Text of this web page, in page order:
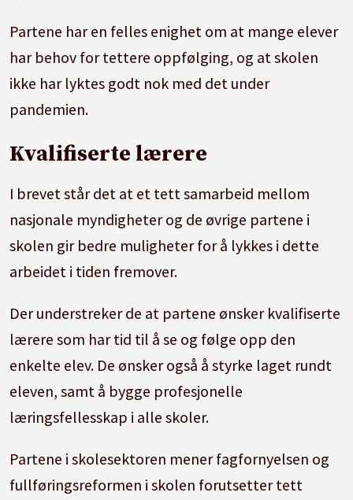
Partene har en felles enighet om at mange elever
har behov for tettere oppfølging, og atskolen
ikke har lyktes godt nok med det under
pandemien.
Kvalifiserte lærere
I brevet står det at et tett samarbeid mellom
nasjonale myndigheter og de øvrige partene i
skolen gir bedre muligheter for å lykkes i dette
arbeidet i tiden fremover.
Der understreker de at partene ønsker kvalifiserte
lærere som har tid til å se og følge opp den
enkelte elev. De ønsker også å styrke laget rundt
eleven, samt å bygge profesjonelle
læringsfellesskap i alleskoler.
Partene iskolesektoren mener fagfornyelsen og
fullføringsreformen iskolen forutsetter tett